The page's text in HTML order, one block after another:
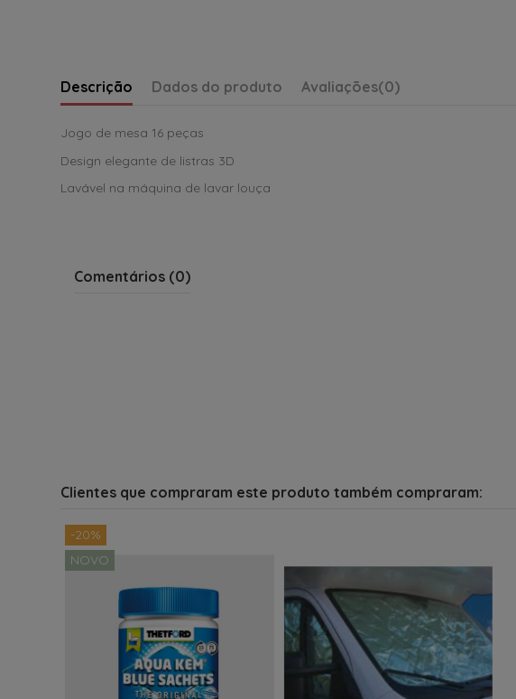
Descrição Dados do produto Avaliações(0)
Jogo de mesa 16 peças
Design elegante de listras 3D
Lavável na máquina de lavar louça
Comentários (0)
Clientes que compraram este produto também compraram:
-20%
NOVO